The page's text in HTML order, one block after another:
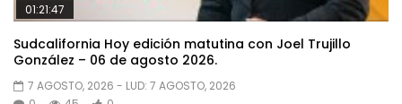
01:21:47
Sudcalifornia Hoy edición matutina con Joel Trujillo
González – 06 de agosto 2026.
7 AGOSTO, 2026 - LUD: 7 AGOSTO, 2026